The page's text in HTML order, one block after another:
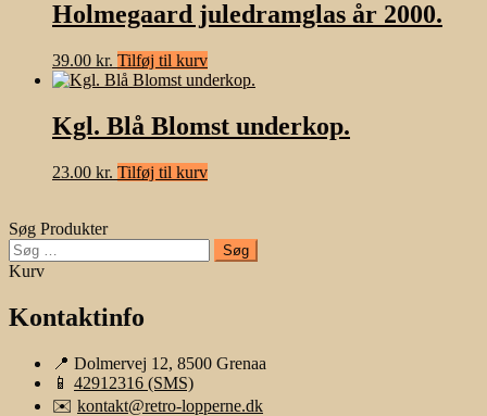
Holmegaard juledramglas år 2000.
39.00 kr. Tilføj til kurv
Kgl. Blå Blomst underkop.
23.00 kr. Tilføj til kurv
Søg Produkter
Søg
efter:
Kurv
Kontaktinfo
📍 Dolmervej 12, 8500 Grenaa
📱 42912316 (SMS)
✉️ kontakt@retro-lopperne.dk